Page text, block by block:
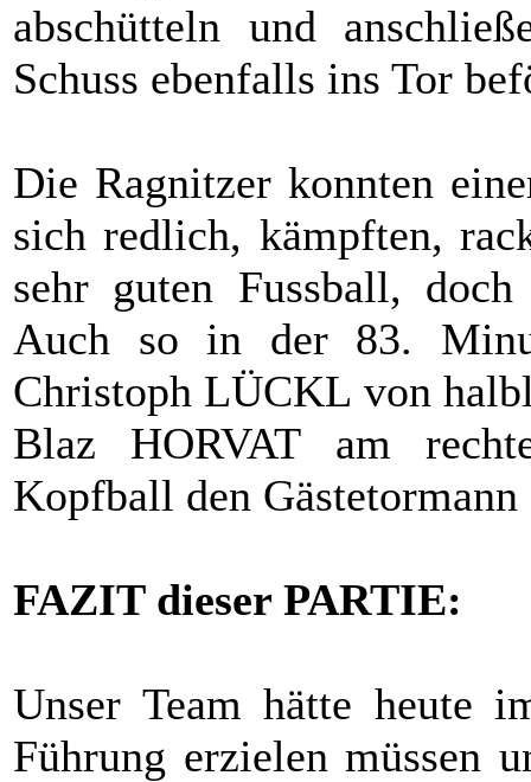
abschütteln und
Schuss ebenfalls ins Tor
Die Ragnitzer konnten
sich redlich, kämpften,
sehr guten Fussball,
Auch so in der 83.
Christoph LÜCKL von
Blaz HORVAT am
Kopfball den
FAZIT dieser PARTIE:
Unser Team hätte heute
Führung erzielen müssen